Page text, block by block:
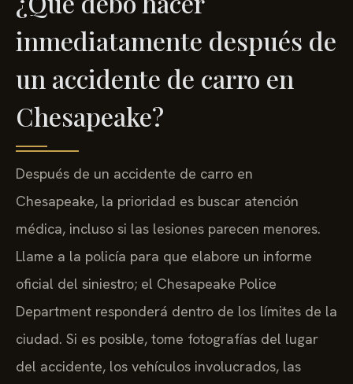
inmediatamente después de
un accidente de carro en
Chesapeake?
Después de un accidente de carro en
Chesapeake, la prioridad es buscar atención
médica, incluso si las lesiones parecen menores.
Llame a la policía para que elabore un informe
oficial del siniestro; el Chesapeake Police
Department responderá dentro de los límites de la
ciudad. Si es posible, tome fotografías del lugar
del accidente, los vehículos involucrados, las